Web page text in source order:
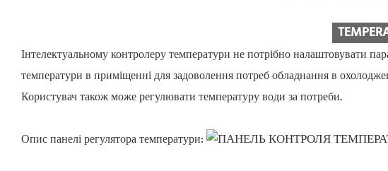
Інтелектуальному контролеру температури не потрібно налаштовувати
температури в приміщенні для задоволення потреб обладнання в
Користувач також може регулювати температуру води за потреби.
Опис панелі регулятора температури: